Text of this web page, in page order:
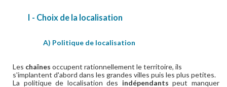
I - Choix de la localisation
A) Politique de localisation
Les chaînes occupent rationnellement le territoire, ils
s'implantent d'abord dans les grandes villes puis les plus petites.
La politique de localisation des indépendantspeut manquer